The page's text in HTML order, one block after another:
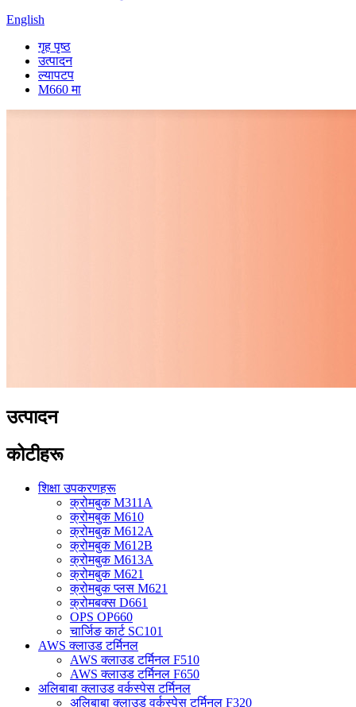
English
गृह पृष्ठ
उत्पादन
ल्यापटप
M660 मा
उत्पादन
कोटीहरू
शिक्षा उपकरणहरू
क्रोमबुक M311A
क्रोमबुक M610
क्रोमबुक M612A
क्रोमबुक M612B
क्रोमबुक M613A
क्रोमबुक M621
क्रोमबुक प्लस M621
क्रोमबक्स D661
OPS OP660
चार्जिङ कार्ट SC101
AWS क्लाउड टर्मिनल
AWS क्लाउड टर्मिनल F510
AWS क्लाउड टर्मिनल F650
अलिबाबा क्लाउड वर्कस्पेस टर्मिनल
अलिबाबा क्लाउड वर्कस्पेस टर्मिनल F320